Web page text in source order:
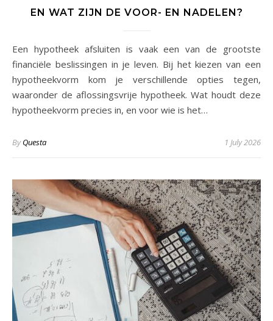
EN WAT ZIJN DE VOOR- EN NADELEN?
Een hypotheek afsluiten is vaak een van de grootste
financiële beslissingen in je leven. Bij het kiezen van een
hypotheekvorm kom je verschillende opties tegen,
waaronder de aflossingsvrije hypotheek. Wat houdt deze
hypotheekvorm precies in, en voor wie is het…
ByQuesta 1 July 2026